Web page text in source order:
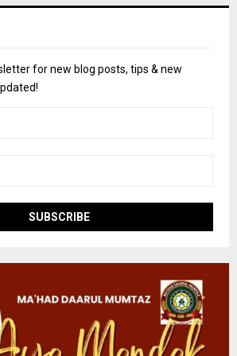
for new blog posts, tips & new